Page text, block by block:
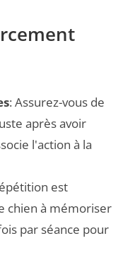
: Assurez-vous de
après avoir
l'action à la
est
chien à mémoriser
par séance pour